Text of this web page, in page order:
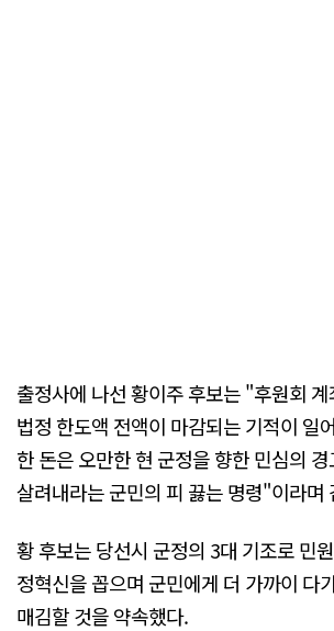
출정사에 나선 황이주 후보는 "후원회
법정 한도액 전액이 마감되는 기적이 일
한 돈은 오만한 현 군정을 향한 민심의
살려내라는 군민의 피 끓는 명령"이라며
황 후보는 당선시 군정의 3대 기조로 민
정혁신을 꼽으며 군민에게 더 가까이 다
매김할 것을 약속했다.